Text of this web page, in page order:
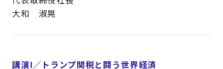
大和 淑晃
講演Ⅰ／トランプ関税と闘う世界経済